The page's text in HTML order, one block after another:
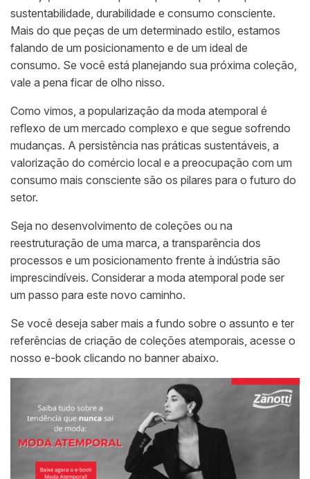
sustentabilidade, durabilidade e consumo consciente.
Mais do que peças de um determinado estilo, estamos
falando de um posicionamento e de um ideal de
consumo. Se você está planejando sua próxima coleção,
vale a pena ficar de olho nisso.
Como vimos, a popularização da moda atemporal é
reflexo de um mercado complexo e que segue sofrendo
mudanças. A persistência nas práticas sustentáveis, a
valorização do comércio local e a preocupação com um
consumo mais consciente são os pilares para o futuro do
setor.
Seja no desenvolvimento de coleções ou na
reestruturação de uma marca, a transparência dos
processos e um posicionamento frente à indústria são
imprescindíveis. Considerar a moda atemporal pode ser
um passo para este novo caminho.
Se você deseja saber mais a fundo sobre o assunto e ter
referências de criação de coleções atemporais, acesse o
nosso e-book clicando no banner abaixo.